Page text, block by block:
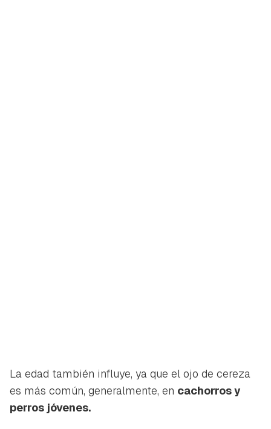
La edad también influye, ya que el ojo de cereza
es más común, generalmente, en cachorros y
perros jóvenes.